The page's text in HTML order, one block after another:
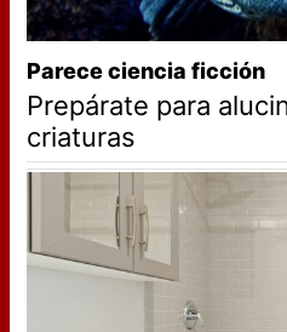
Parece ciencia ficción
Prepárate para
criaturas